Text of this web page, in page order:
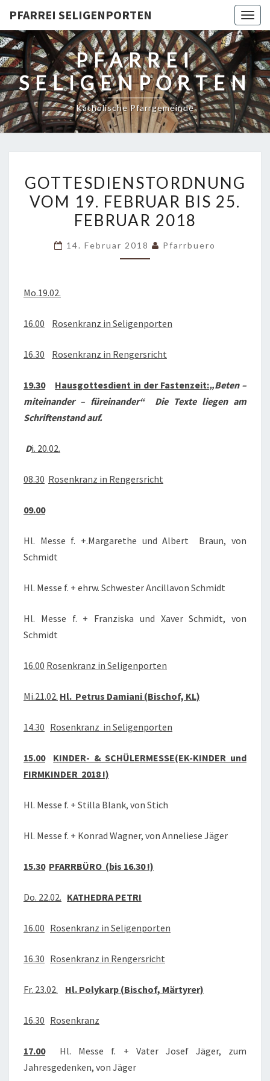
PFARREI SELIGENPORTEN
PFARREI
SELIGENPORTEN
Katholische Pfarrgemeinde
VOM
19.
FEBRUAR
25.
GOTTESDIENSTORDNUNG
VOM 19. FEBRUAR BIS 25.
FEBRUAR 2018
14. Februar 2018 Pfarrbuero
Mo.19.02.
16.00 Rosenkranz in Seligenporten
16.30 Rosenkranz in Rengersricht
19.30 Hausgottesdient in der Fastenzeit:„Beten –
miteinander – füreinander“ Die Texte liegen am
Schriftenstand auf.
Di. 20.02.
08.30 Rosenkranz in Rengersricht
09.00
Hl. Messe f. +.Margarethe und Albert Braun, von
Schmidt
Hl. Messe f. + ehrw. Schwester Ancillavon Schmidt
Hl. Messe f. + Franziska und Xaver Schmidt, von
Schmidt
16.00 Rosenkranz in Seligenporten
Mi.21.02. Hl. Petrus Damiani (Bischof, KL)
14.30 Rosenkranz in Seligenporten
15.00
KINDER- & SCHÜLERMESSE(EK-KINDER und
FIRMKINDER 2018 !)
Hl. Messe f. + Stilla Blank, von Stich
Hl. Messe f. + Konrad Wagner, von Anneliese Jäger
15.30 PFARRBÜRO (bis 16.30 !)
Do. 22.02. KATHEDRA PETRI
16.00 Rosenkranz in Seligenporten
16.30 Rosenkranz in Rengersricht
Fr. 23.02. Hl. Polykarp (Bischof, Märtyrer)
16.30 Rosenkranz
17.00Hl. Messe f. + Vater Josef Jäger, zum
Jahresgedenken, von Jäger